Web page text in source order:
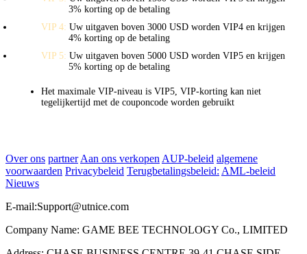
3% korting op de betaling
VIP 4: Uw uitgaven boven 3000 USD worden VIP4 en krijgen
4% korting op de betaling
VIP 5: Uw uitgaven boven 5000 USD worden VIP5 en krijgen
5% korting op de betaling
Het maximale VIP-niveau is VIP5, VIP-korting kan niet
tegelijkertijd met de couponcode worden gebruikt
Over ons partnerAan ons verkopenAUP-beleid algemene
voorwaarden Privacybeleid Terugbetalingsbeleid: AML-beleid
Nieuws
E-mail:Support@utnice.com
Company Name: GAME BEE TECHNOLOGY Co., LIMITED